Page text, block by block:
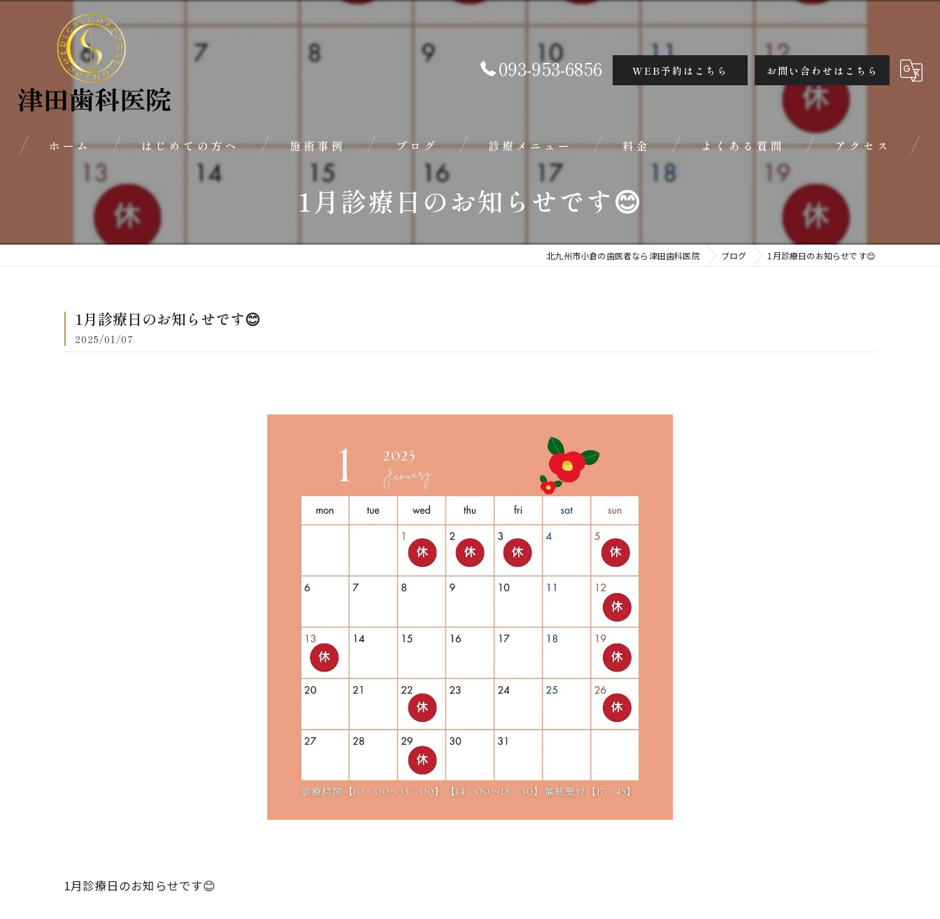
093-953-6856 WEB予約はこちら お問い合わせはこちら
ホーム はじめての方へ
代表あいさつ
治療の流れ
施術事例 ブログ 診療メニュー
セラミック
外れる・欠ける・色や形、かみ合わせが気になる
インプラント
料金 よくある質問 アクセス
1月診療日のお知らせです😊
北九州市小倉の歯医者なら津田歯科医院 ブログ 1月診療日のお知らせです😊
1月診療日のお知らせです😊
2025/01/07
1月診療日のお知らせです😊